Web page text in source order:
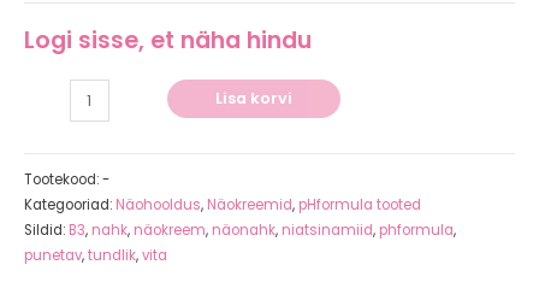
Logi sisse, et näha hindu
pHformula
24h
Cream
-
niatsinamiidiga
Lisa korvi
Tootekood:-
Kategooriad: Näohooldus, Näokreemid, pHformula tooted
Sildid: B3, nahk, näokreem, näonahk, niatsinamiid, phformula,
punetav,tundlik,vita